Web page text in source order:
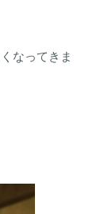
なってきま